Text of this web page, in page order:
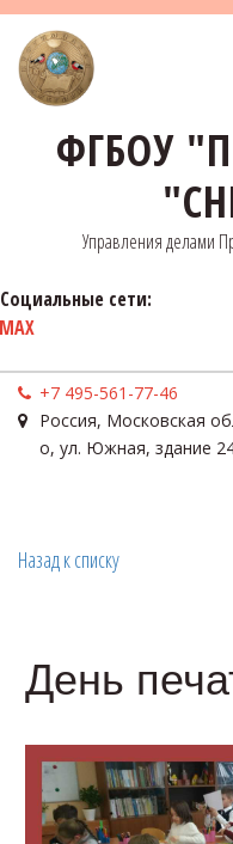
ФГБОУ
Управления делами
Социальные сети:
MAX
+7 495-561-77-46
Россия, Московская
о, ул. Южная, здание
Назад к списку
День